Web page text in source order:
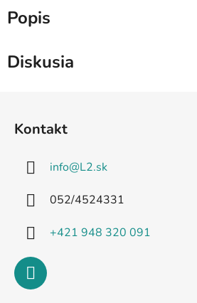
Popis
Diskusia
Kontakt
info@L2.sk
052/4524331
+421 948 320 091